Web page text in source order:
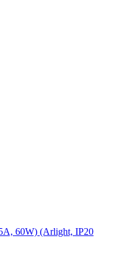
60W) (Arlight, IP20